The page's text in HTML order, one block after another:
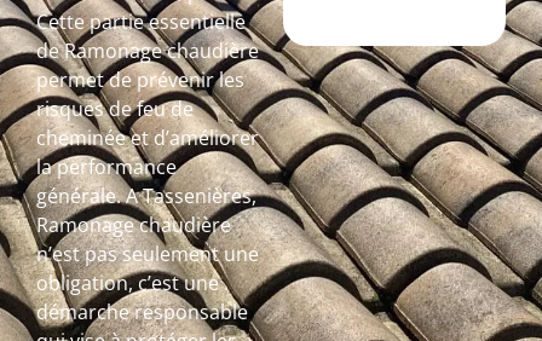
Cette partie essentielle
de Ramonage chaudière
permet de prévenir les
risques de feu de
cheminée et d’améliorer
la performance
générale. A Tassenières,
Ramonage chaudière
n’est pas seulement une
obligation, c’est une
démarche responsable